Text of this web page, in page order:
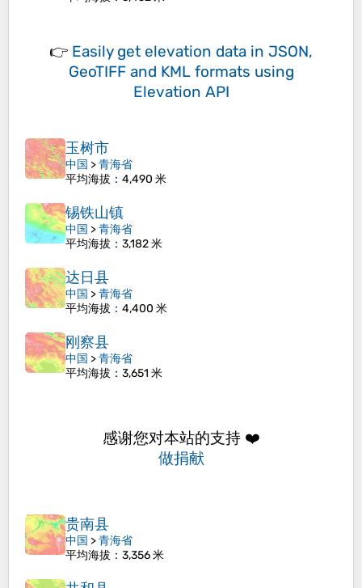
👉 Easily get elevation data in JSON,
GeoTIFF and KML formats using
Elevation API
玉树市
中国 >青海省
平均海拔 ：4,490 米
锡铁山镇
中国 >青海省
平均海拔 ：3,182 米
达日县
中国 >青海省
平均海拔 ：4,400 米
刚察县
中国 >青海省
平均海拔 ：3,651 米
感谢您对本站的支持 ❤️
做捐献
贵南县
中国 >青海省
平均海拔 ：3,356 米